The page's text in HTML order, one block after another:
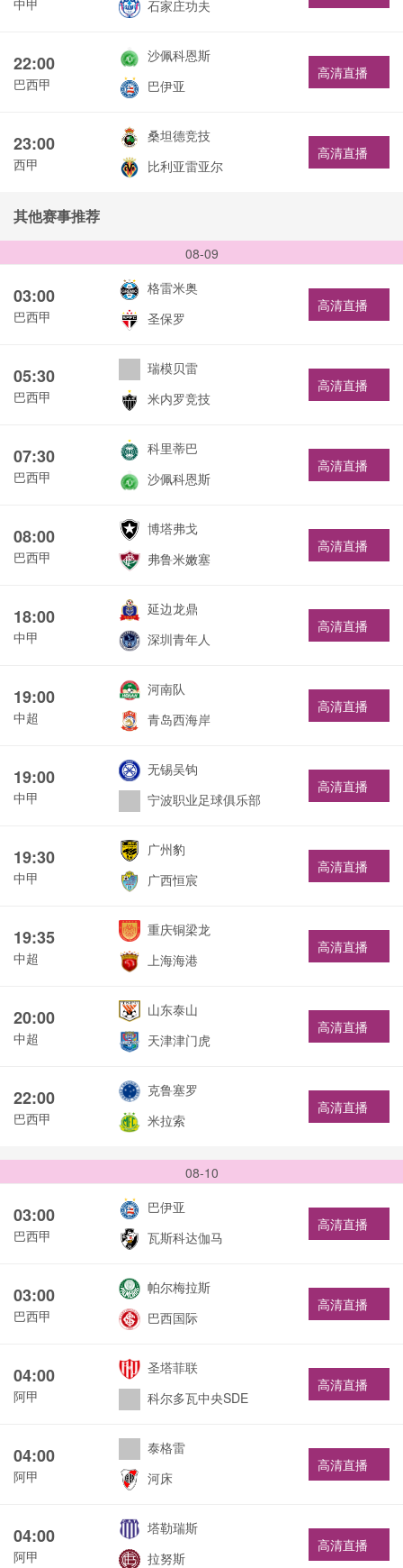
石家庄功夫
22:00
巴西甲
沙佩科恩斯
巴伊亚
高清直播
23:00
西甲
桑坦德竞技
比利亚雷亚尔
高清直播
其他赛事推荐
08-09
03:00
巴西甲
格雷米奥
圣保罗
高清直播
05:30
巴西甲
瑞模贝雷
米内罗竞技
高清直播
07:30
巴西甲
科里蒂巴
沙佩科恩斯
高清直播
08:00
巴西甲
博塔弗戈
弗鲁米嫩塞
高清直播
18:00
中甲
延边龙鼎
深圳青年人
高清直播
19:00
中超
河南队
青岛西海岸
高清直播
19:00
中甲
无锡吴钩
宁波职业足球俱乐部
高清直播
19:30
中甲
广州豹
广西恒宸
高清直播
19:35
中超
重庆铜梁龙
上海海港
高清直播
20:00
中超
山东泰山
天津津门虎
高清直播
22:00
巴西甲
克鲁塞罗
米拉索
高清直播
08-10
03:00
巴西甲
巴伊亚
瓦斯科达伽马
高清直播
03:00
巴西甲
帕尔梅拉斯
巴西国际
高清直播
04:00
阿甲
圣塔菲联
科尔多瓦中央SDE
高清直播
04:00
阿甲
泰格雷
河床
高清直播
04:00
阿甲
塔勒瑞斯
拉努斯
高清直播